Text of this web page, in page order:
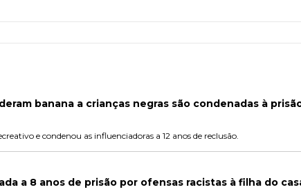
banana a crianças negras são condenadas à
e condenou as influenciadoras a 12 anos de reclusão.
a 8 anos de prisão por ofensas racistas à filha do